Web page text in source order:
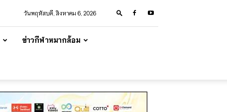
วันพฤหัสบดี, สิงหาคม 6, 2026
ข่าวกีฬาหมากล้อม